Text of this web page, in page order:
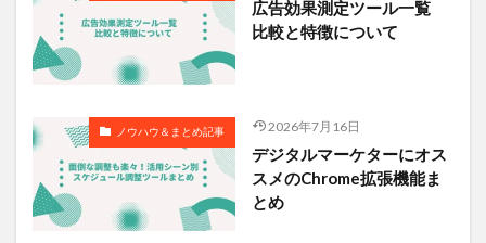
広告効果測定ツール一覧
比較と特徴について
ノウハウ＆まとめ記事 2026年7月16日
デジタルマーケターにオス
スメのChrome拡張機能ま
とめ